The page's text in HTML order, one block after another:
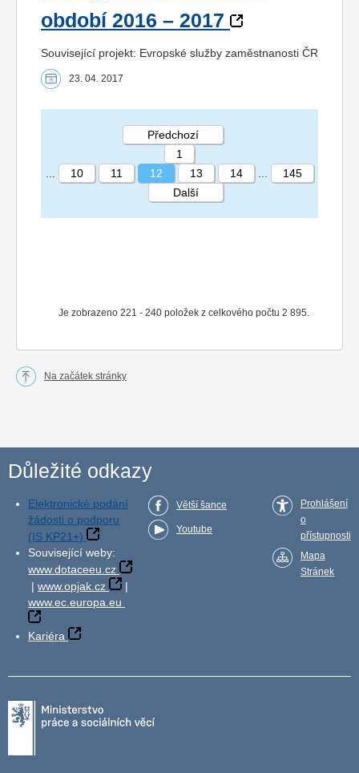
období 2016 – 2017
Související projekt: Evropské služby zaměstnanosti ČR
23. 04. 2017
STRÁNKA 12 145
Je zobrazeno 221 - 240 položek z celkového počtu 2 895.
Předchozí
1
10 11 12 13 14
145
Další
Na začátek stránky
Důležité odkazy
Elektronické podání
žádosti o podporu
(IS KP21+)
Související weby:
www.dotaceeu.cz
| www.opjak.cz
|
www.ec.europa.eu
Kariéra
Větší šance
Youtube
Prohlášení
o
přístupnosti
Mapa
Stránek